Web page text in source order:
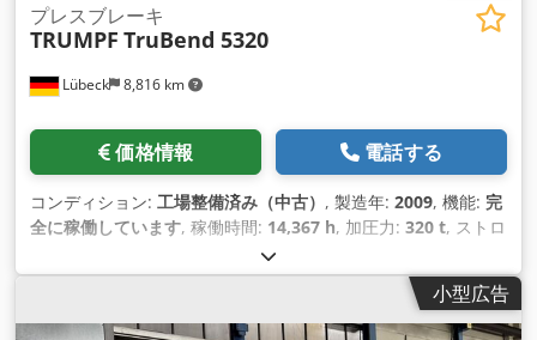
Lübeck 8,816 km
プレスブレーキ
TRUMPF TruBend 5320
価格情報 電話する
コンディション: 工場整備済み（中古） , 製造年: 2009, 機能: 完
全に稼働しています, 稼働時間: 14,367 h, 加圧力: 320 t, ストロ
, テーブル長さ:
mm, 支柱間のクリアランス:3,680 mm, 全幅:5,300 mm, 全
, 最終オーバ
ーホール年:2026, 装備:CEマーキング, 安全光幕,
小型広告